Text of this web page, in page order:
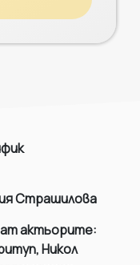
Страшилова
актьорите:
Никол